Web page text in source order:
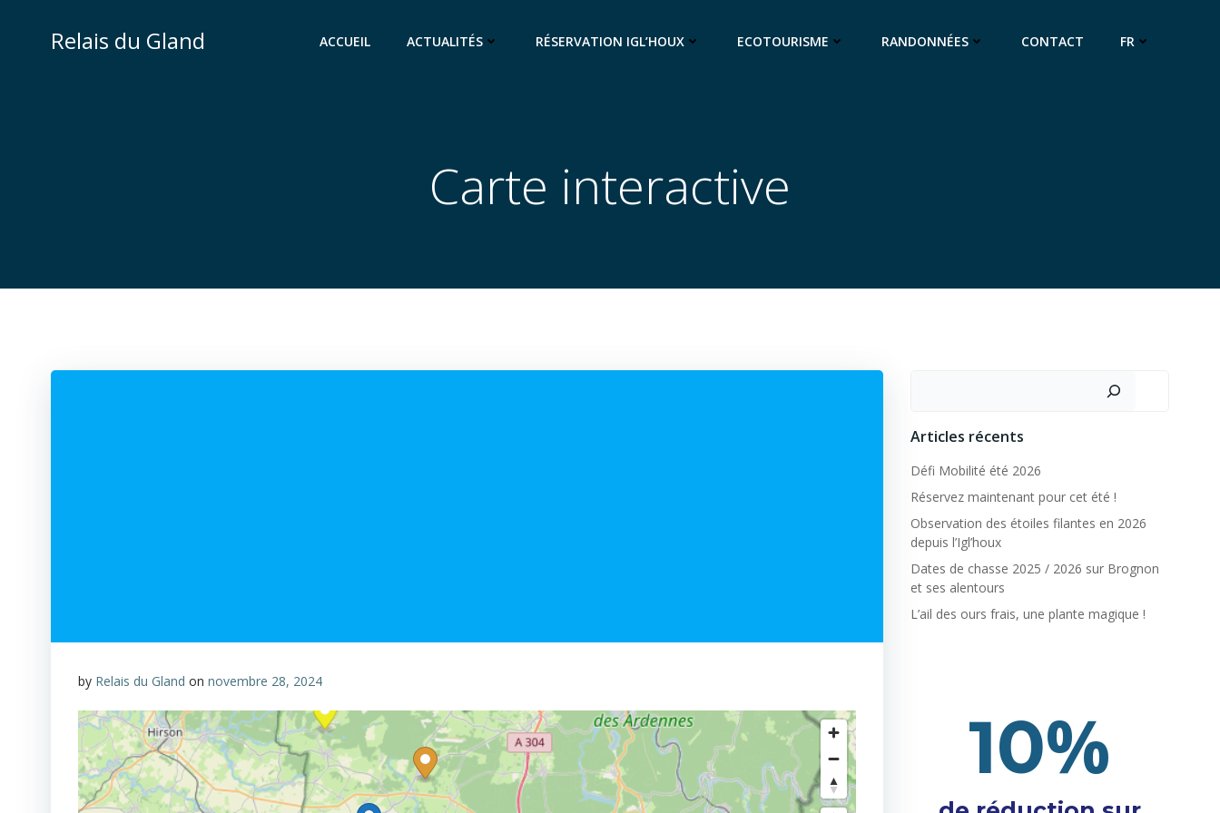
contenuRelais du Gland ACCUEIL ACTUALITÉS RÉSERVATION IGL’HOUX ECOTOURISME RANDONNÉES CONTACT FR
Carte interactive
by Relais du Gland on novembre 28, 2024
Articles récents
Défi Mobilité été 2026
Réservez maintenant pour cet été !
Observation des étoiles filantes en 2026
depuis l’Igl’houx
Dates de chasse 2025 / 2026 sur Brognon
et ses alentours
L’ail des ours frais, une plante magique !
10%